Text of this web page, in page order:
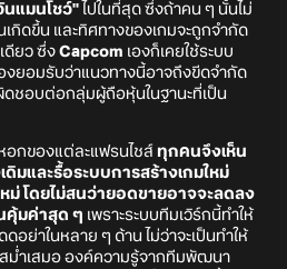
นแมนโชว์" ไปในที่สุด ซึ่งถ้าคน ๆ นั้นไม่
เกิดขึ้น และทิศทางของเกมจะถูกจำกัด
ดียว ซึ่ง Capcom เองก็เคยใช้ระบบ
ยอมรับว่าแนวทางนี้อาจถึงขีดจำกัด
ดชอบต่อกลุ่มผู้ถือหุ้นในฐานะที่เป็น
กของแต่ละแฟรนไชส์ ทุกคนจึงเห็น
มและรื้อระบบการสร้างเกมใหม่
ม่ โดยไม่สนว่ายอดขายอาจจะลดลง
คุ้มค่าสุด ๆ เพราะระบบทีมเวิร์กนี้ทำให้
ย่าในหลาย ๆ ด้าน ไม่ว่าจะเป็นทำให้
ม่ำเสมอ องค์ความรู้จากทีมพัฒนา